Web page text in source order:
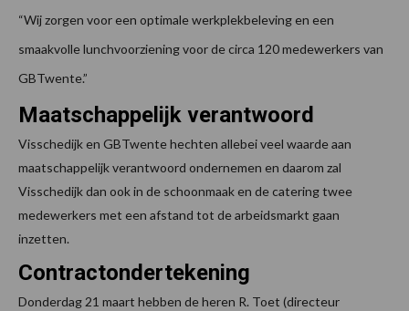
“Wij zorgen voor een optimale werkplekbeleving en een
smaakvolle lunchvoorziening voor de circa 120 medewerkers van
GBTwente.”
Maatschappelijk verantwoord
Visschedijk en GBTwente hechten allebei veel waarde aan
maatschappelijk verantwoord ondernemen en daarom zal
Visschedijk dan ook in de schoonmaak en de catering twee
medewerkers met een afstand tot de arbeidsmarkt gaan
inzetten.
Contractondertekening
Donderdag 21 maart hebben de heren R. Toet (directeur